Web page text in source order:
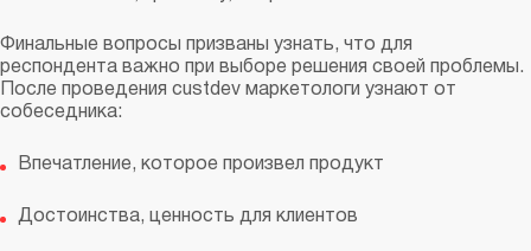
Финальные вопросы призваны узнать, что для
респондента важно при выборе решения своей проблемы.
После проведения custdev маркетологи узнают от
собеседника:
Впечатление, которое произвел продукт
Достоинства, ценность для клиентов